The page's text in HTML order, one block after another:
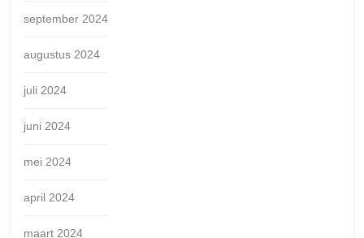
september 2024
augustus 2024
juli 2024
juni 2024
mei 2024
april 2024
maart 2024